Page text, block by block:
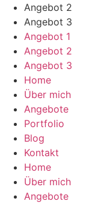
Angebot 2
Angebot 3
Angebot 1
Angebot 2
Angebot 3
Home
Über mich
Angebote
Portfolio
Blog
Kontakt
Home
Über mich
Angebote